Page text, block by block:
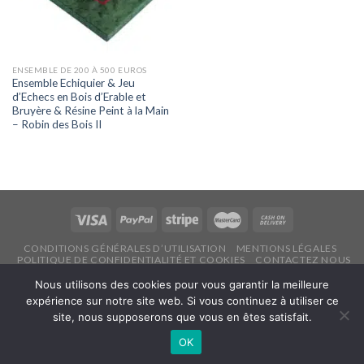
ENSEMBLE DE 200 À 500 EUROS
Ensemble Echiquier & Jeu
d’Echecs en Bois d’Erable et
Bruyère & Résine Peint à la Main
– Robin des Bois II
CONDITIONS GÉNÉRALES D’UTILISATION
MENTIONS LÉGALES
POLITIQUE DE CONFIDENTIALITÉ ET COOKIES
CONTACTEZ NOUS
Copyright 2026 ©Echecsonline.net
Français
Nous utilisons des cookies pour vous garantir la meilleure
expérience sur notre site web. Si vous continuez à utiliser ce
site, nous supposerons que vous en êtes satisfait.
OK